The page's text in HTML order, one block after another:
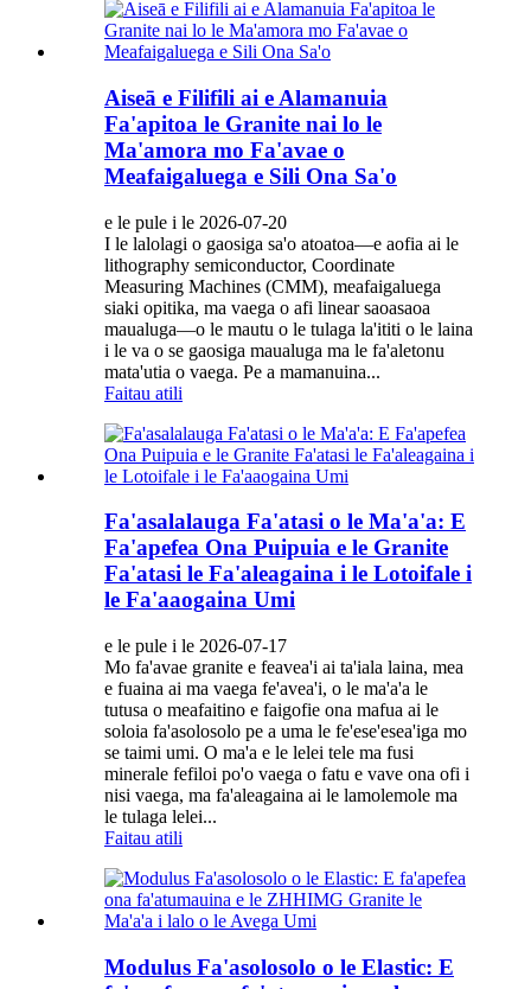
Aiseā e Filifili ai e Alamanuia
Fa'apitoa le Granite nai lo le
Ma'amora mo Fa'avae o
Meafaigaluega e Sili Ona Sa'o
e le pule i le 2026-07-20
I le lalolagi o gaosiga sa'o atoatoa—e aofia ai le
lithography semiconductor, Coordinate
Measuring Machines (CMM), meafaigaluega
siaki opitika, ma vaega o afi linear saoasaoa
maualuga—o le mautu o le tulaga la'ititi o le laina
i le va o se gaosiga maualuga ma le fa'aletonu
mata'utia o vaega. Pe a mamanuina...
Faitau atili
Fa'asalalauga Fa'atasi o le Ma'a'a: E
Fa'apefea Ona Puipuia e le Granite
Fa'atasi le Fa'aleagaina i le Lotoifale i
le Fa'aaogaina Umi
e le pule i le 2026-07-17
Mo fa'avae granite e feavea'i ai ta'iala laina, mea
e fuaina ai ma vaega fe'avea'i, o le ma'a'a le
tutusa o meafaitino e faigofie ona mafua ai le
soloia fa'asolosolo pe a uma le fe'ese'esea'iga mo
se taimi umi. O ma'a e le lelei tele ma fusi
minerale fefiloi po'o vaega o fatu e vave ona ofi i
nisi vaega, ma fa'aleagaina ai le lamolemole ma
le tulaga lelei...
Faitau atili
Modulus Fa'asolosolo o le Elastic: E